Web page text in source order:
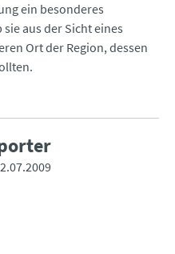
ein besonderes
aus der Sicht eines
Ort der Region, dessen